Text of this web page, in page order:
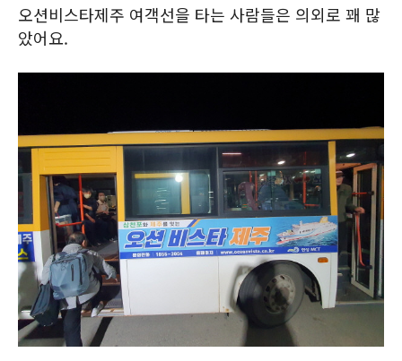
오션비스타제주 여객선을 타는 사람들은 의외로 꽤 많
았어요.